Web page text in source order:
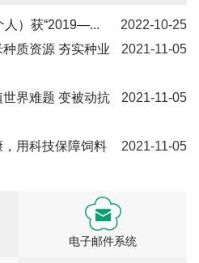
2022-10-25
人）获“2019—...
2021-11-05
种质资源 夯实种业
2021-11-05
世界难题 变被动抗
2021-11-05
，用科技保障饲料
电子邮件系统